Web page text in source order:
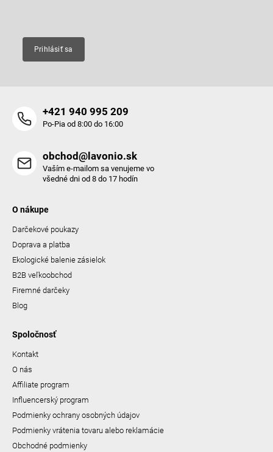
Prihlásiť sa
+421 940 995 209
Po-Pia od 8:00 do 16:00
obchod@lavonio.sk
Vaším e-mailom sa venujeme vo
všedné dni od 8 do 17 hodín
O nákupe
Darčekové poukazy
Doprava a platba
Ekologické balenie zásielok
B2B veľkoobchod
Firemné darčeky
Blog
Spoločnosť
Kontakt
O nás
Affiliate program
Influencerský program
Podmienky ochrany osobných údajov
Podmienky vrátenia tovaru alebo reklamácie
Obchodné podmienky